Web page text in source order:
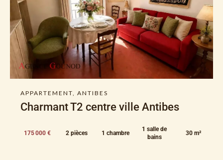
APPARTEMENT, ANTIBES
Charmant T2 centre ville Antibes
175 000 € 2 pièces 1 chambre
1 salle de
bains
30 m²